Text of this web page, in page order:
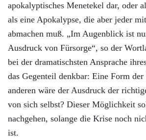
apokalyptisches Menetekel dar, oder
als eine Apokalypse, die aber jeder
abmachen muß. „Im Augenblick ist
Ausdruck von Fürsorge“, so der
bei der dramatischsten Ansprache
das Gegenteil denkbar: Eine Form
anderen wäre der Ausdruck der
von sich selbst? Dieser Möglichkeit
nachgehen, solange die Krise noch
ist.